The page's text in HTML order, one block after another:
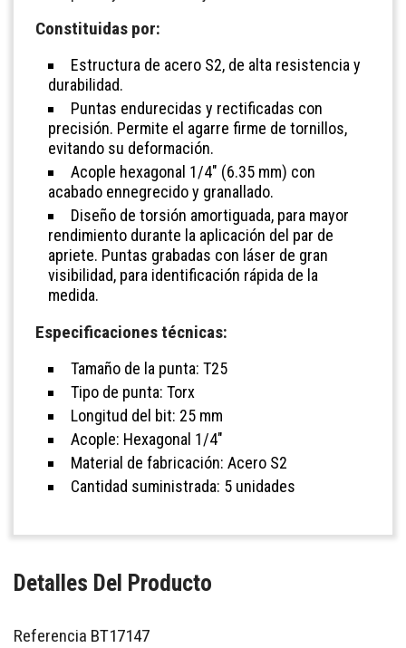
Constituidas por:
Estructura de acero S2, de alta resistencia y
durabilidad.
Puntas endurecidas y rectificadas con
precisión. Permite el agarre firme de tornillos,
evitando su deformación.
Acople hexagonal 1/4" (6.35 mm) con
acabado ennegrecido y granallado.
Diseño de torsión amortiguada, para mayor
rendimiento durante la aplicación del par de
apriete. Puntas grabadas con láser de gran
visibilidad, para identificación rápida de la
medida.
Especificaciones técnicas:
Tamaño de la punta: T25
Tipo de punta: Torx
Longitud del bit: 25 mm
Acople: Hexagonal 1/4"
Material de fabricación: Acero S2
Cantidad suministrada: 5 unidades
Detalles Del Producto
Referencia BT17147